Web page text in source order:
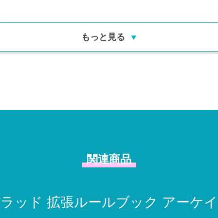
もっと見る
関連商品
ッド 拡張ルールブック アーケ